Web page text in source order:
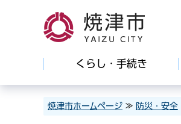
焼津市
くらし・手続き
焼津市ホームページ ≫ 防災・安全